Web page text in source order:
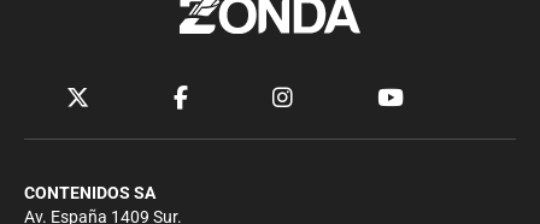
CONTENIDOS SA
Av. España 1409 Sur.